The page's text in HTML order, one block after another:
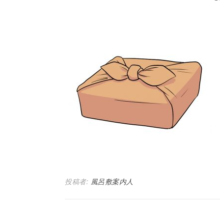
投稿者: 風呂敷案内人